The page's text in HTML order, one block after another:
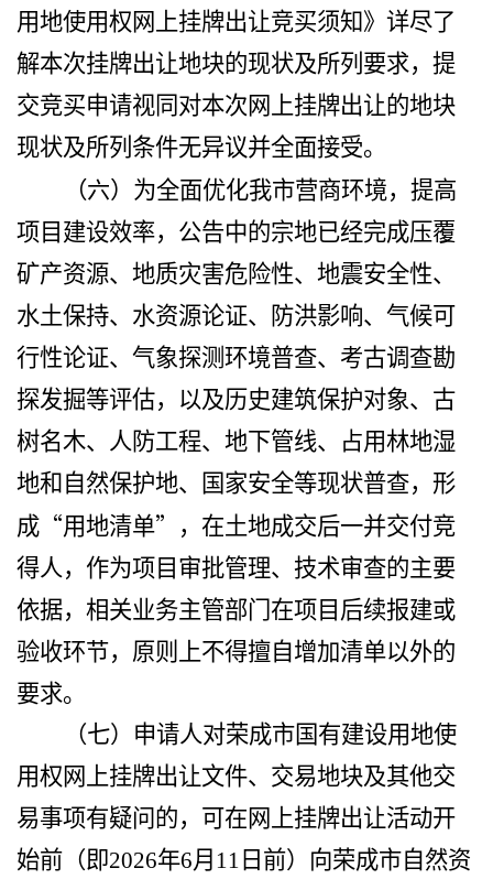
用地使用权网上挂牌出让竞买须知》详尽了
解本次挂牌出让地块的现状及所列要求，提
交竞买申请视同对本次网上挂牌出让的地块
现状及所列条件无异议并全面接受。
（六）
为全面优化我市营商环境，提高
项目建设效率，公告中的宗地已经完成压覆
矿产资源、地质灾害危险性、地震安全性、
水土保持、水资源论证、防洪影响、气候可
行性论证、 气象探测环境普查、 考古调查勘
探发掘等评估，以及历史建筑保护对象、古
树名木、人防工程、地下管线、占用林地湿
地和自然保护地、国家安全等现状普查，形
成“用地清单”
，在土地成交后一并交付竞
得人，作为项目审批管理、技术审查的主要
依据，相关业务主管部门在项目后续报建或
验收环节，原则上不得擅自增加清单以外的
要求。
（七）
申请人对荣成市国有建设用地使
用权网上挂牌出让文件、交易地块及其他交
易事项有疑问的，可在网上挂牌出让活动开
始前（即2026年6月 11 日前）向荣成市自然资